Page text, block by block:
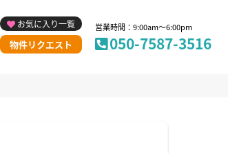
お気に入り一覧
物件リクエスト
営業時間：9:00am～6:00pm
050-7587-3516